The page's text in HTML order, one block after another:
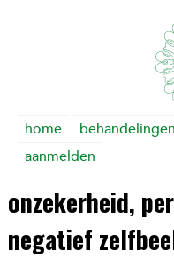
Skiphome behandelingen
aanmelden
onzekerheid,
negatief